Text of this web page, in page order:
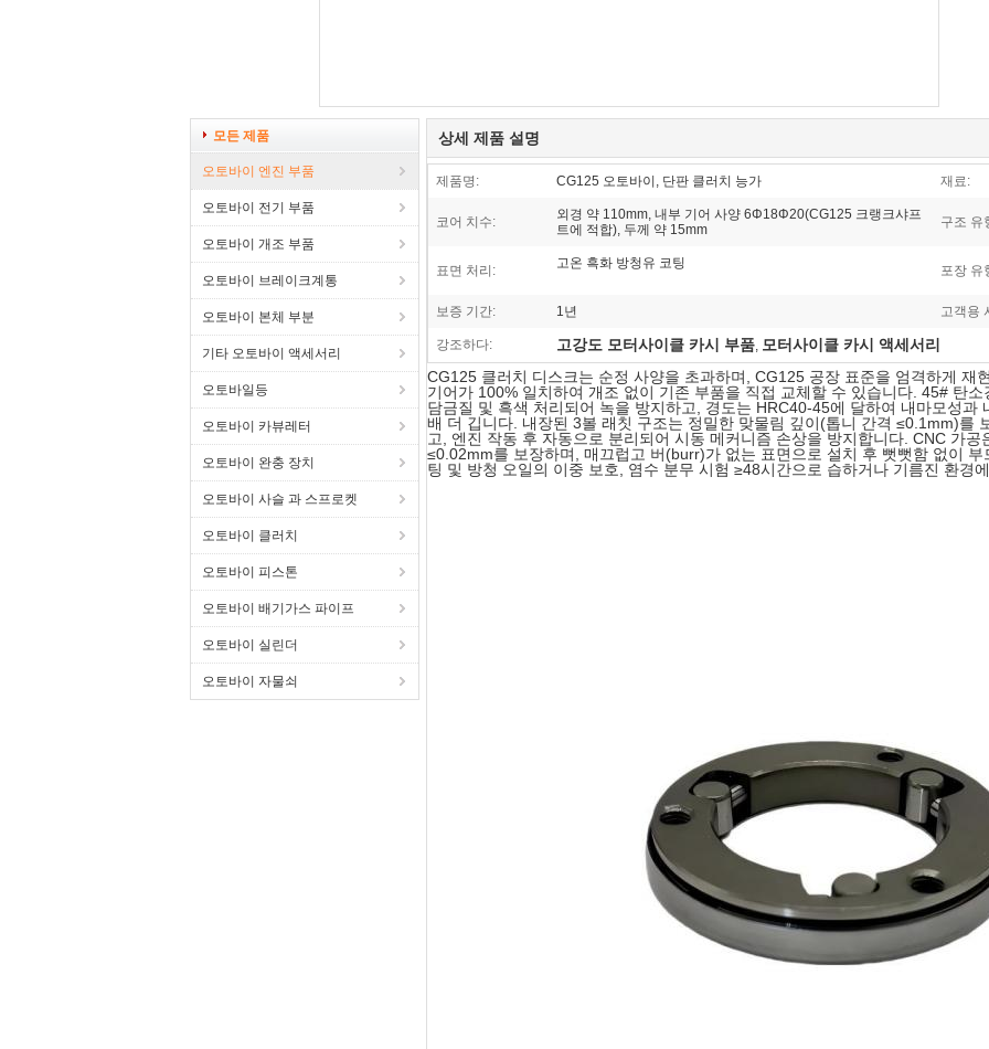
모든 제품
오토바이 엔진 부품
오토바이 전기 부품
오토바이 개조 부품
오토바이 브레이크계통
오토바이 본체 부분
기타 오토바이 액세서리
오토바일등
오토바이 카뷰레터
오토바이 완충 장치
오토바이 사슬 과 스프로켓
오토바이 클러치
오토바이 피스톤
오토바이 배기가스 파이프
오토바이 실린더
오토바이 자물쇠
상세 제품 설명
제품명: CG125 오토바이, 단판 클러치 능가 재료:
코어 치수:
외경 약 110mm, 내부 기어 사양 6Φ18Φ20(CG125 크랭크샤프
트에 적합), 두께 약 15mm
구조 유
표면 처리: 고온 흑화 방청유 코팅 포장 유
보증 기간: 1년 고객용
강조하다: 고강도 모터사이클 카시 부품, 모터사이클 카시 액세서리
CG125 클러치 디스크는 순정 사양을 초과하며, CG125 공장 표준을 엄격하게 재
기어가 100% 일치하여 개조 없이 기존 부품을 직접 교체할 수 있습니다. 45# 탄
담금질 및 흑색 처리되어 녹을 방지하고, 경도는 HRC40-45에 달하여 내마모성과
배 더 깁니다. 내장된 3볼 래칫 구조는 정밀한 맞물림 깊이(톱니 간격 ≤0.1mm)를
고, 엔진 작동 후 자동으로 분리되어 시동 메커니즘 손상을 방지합니다. CNC 가
≤0.02mm를 보장하며, 매끄럽고 버(burr)가 없는 표면으로 설치 후 뻣뻣함 없이
팅 및 방청 오일의 이중 보호, 염수 분무 시험 ≥48시간으로 습하거나 기름진 환경